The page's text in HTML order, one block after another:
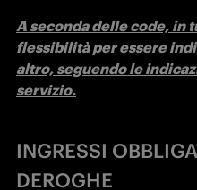
A seconda delle code, in
flessibilità per essere
altro, seguendo le
servizio.
INGRESSI
DEROGHE